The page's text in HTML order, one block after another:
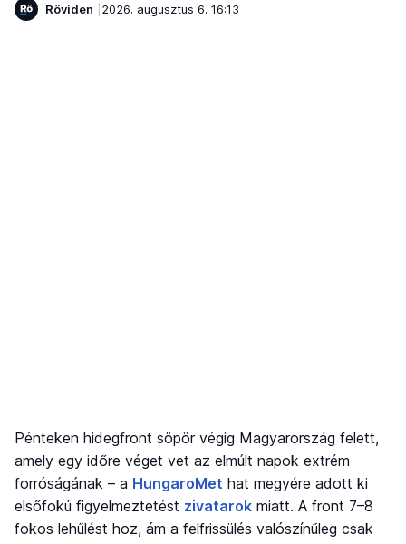
Röviden
2026. augusztus 6. 16:13
Pénteken hidegfront söpör végig Magyarország felett,
amely egy időre véget vet az elmúlt napok extrém
forróságának – a HungaroMet hat megyére adott ki
elsőfokú figyelmeztetést zivatarok miatt. A front 7–8
fokos lehűlést hoz, ám a felfrissülés valószínűleg csak